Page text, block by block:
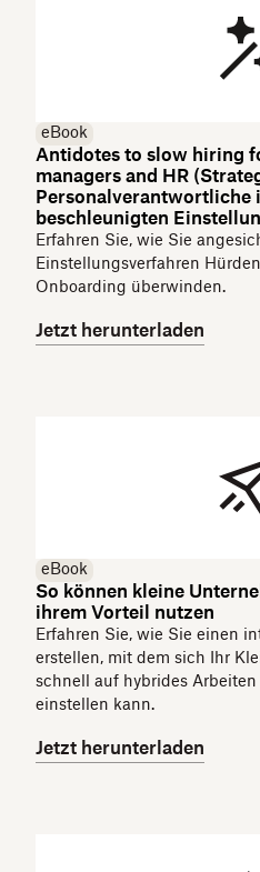
eBook
Antidotes to slow hiring
managers and HR
Personalverantwortliche
beschleunigten
Erfahren Sie, wie Sie
Einstellungsverfahren
Onboarding überwinden.
Jetzt herunterladen
eBook
So können kleine
ihrem Vorteil nutzen
Erfahren Sie, wie Sie einen
erstellen, mit dem sich Ihr
schnell auf hybrides
einstellen kann.
Jetzt herunterladen